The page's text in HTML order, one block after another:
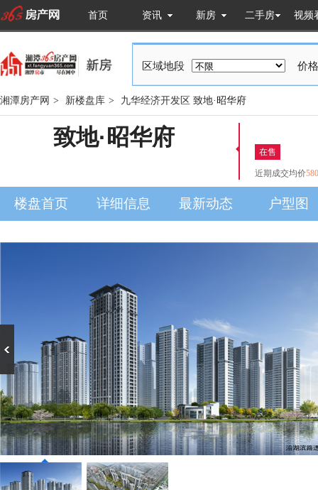
首页 资讯 新房 二手房 视频
区域地段 价
湘潭房产网 > 新楼盘库 > 九华经济开发区 致地·昭华府
致地·昭华府
在售
近期成交均价
楼盘首页 详细信息 最新动态 户型图